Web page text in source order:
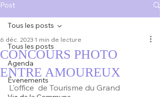
Post
Tous les posts
Agenda
Évenements
Tous les posts
CONCOURS PHOTO
ENTRE AMOUREUX
6 déc. 2023 1 min de lecture
L'office  de Tourisme du Grand